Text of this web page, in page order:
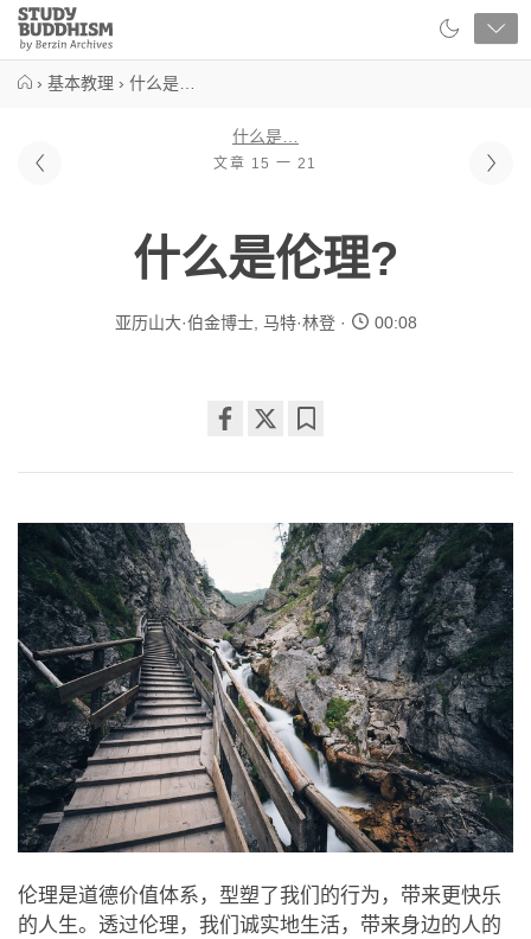
Close
Study
Buddhism
› 基本教理 › 什么是…
什么是…
文章 15 一 21
什么是伦理?
亚历山大·伯金博士, 马特·林登 00:08
on
伦理是道德价值体系，型塑了我们的行为，带来更快乐
的人生。透过伦理，我们诚实地生活，带来身边的人的